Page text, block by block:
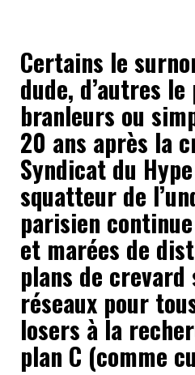
Certains le
dude, d’autres
branleurs ou
20 ans après la
Syndicat du
squatteur de
parisien
et marées de
plans de
réseaux pour
losers à la
plan C (comme